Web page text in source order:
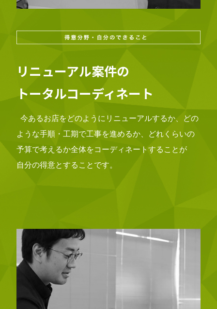
リニューアル案件の
トータルコーディネート
今あるお店をどのようにリニューアルするか、どの
ような手順・工期で工事を進めるか、どれくらいの
予算で考えるか全体をコーディネートすることが
自分の得意とすることです。